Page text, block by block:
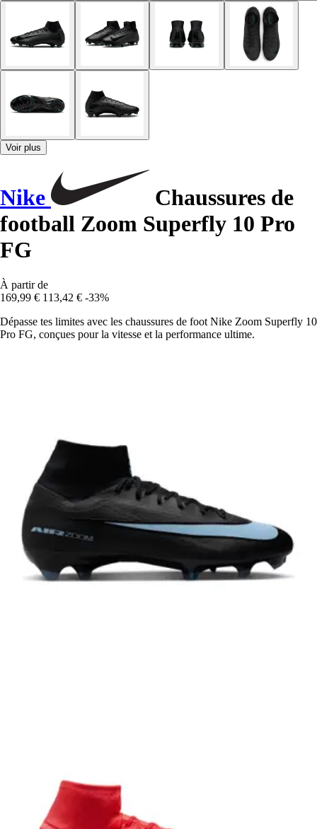
Voir plus
Nike
Chaussures de
football Zoom Superfly 10 Pro
FG
À partir de
169,99 € 113,42 € -33%
Dépasse tes limites avec les chaussures de foot Nike Zoom Superfly 10
Pro FG, conçues pour la vitesse et la performance ultime.